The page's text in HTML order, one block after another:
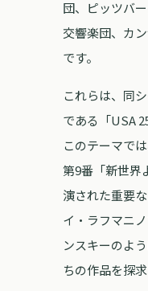
団、ピッツバ
交響楽団、カ
です。
これらは、同
である「USA
このテーマで
第9番「新世界
演された重要
イ・ラフマニ
ンスキーのよ
ちの作品を探求